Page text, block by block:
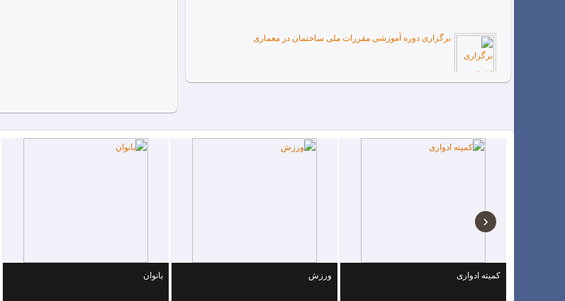
برگزاری دوره آموزشی مقررات ملی ساختمان در معماری
نتایج انتخابات 98.4.18 کانون مهندسین آمل
کمیته ادواری ورزش بانوان
‹